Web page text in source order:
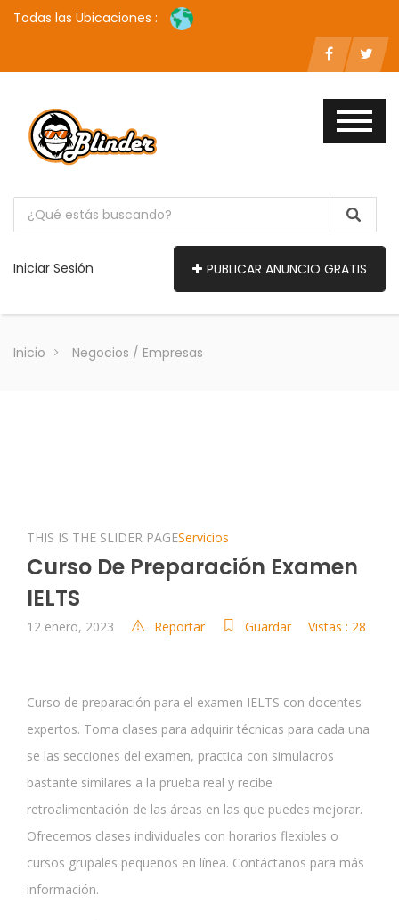
Todas las Ubicaciones :
Iniciar Sesión PUBLICAR ANUNCIO GRATIS
Inicio Negocios / Empresas
THIS IS THE SLIDER PAGEServicios
Curso De Preparación Examen
IELTS
12 enero, 2023 Reportar Guardar Vistas : 28
Curso de preparación para el examen IELTS con docentes
expertos. Toma clases para adquirir técnicas para cada una
se las secciones del examen, practica con simulacros
bastante similares a la prueba real y recibe
retroalimentación de las áreas en las que puedes mejorar.
Ofrecemos clases individuales con horarios flexibles o
cursos grupales pequeños en línea. Contáctanos para más
información.